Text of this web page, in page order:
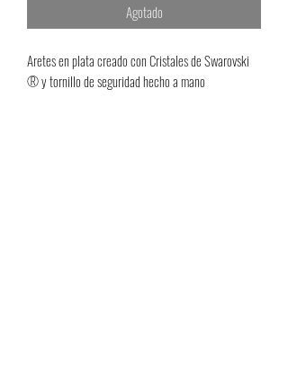
Agotado
Aretes en plata creado con Cristales de Swarovski
®️ y tornillo de seguridad hecho a mano